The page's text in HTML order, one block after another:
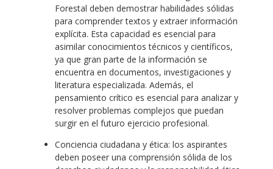
Forestal deben demostrar habilidades sólidas
para comprender textos y extraer información
explícita. Esta capacidad es esencial para
asimilar conocimientos técnicos y científicos,
ya que gran parte de la información se
encuentra en documentos, investigaciones y
literatura especializada. Además, el
pensamiento crítico es esencial para analizar y
resolver problemas complejos que puedan
surgir en el futuro ejercicio profesional.
Conciencia ciudadana y ética: los aspirantes
deben poseer una comprensión sólida de los